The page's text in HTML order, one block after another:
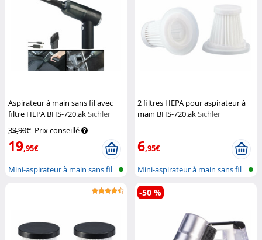
Aspirateur à main sans fil avec
filtre HEPA BHS-720.akSichler
39,90€ Prix conseillé
19,95€
Mini-aspirateur à main sans fil
2 filtres HEPA pour aspirateur à
main BHS-720.akSichler
6,95€
Mini-aspirateur à main sans fil
-50 %